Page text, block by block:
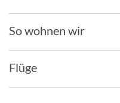
So wohnen wir
Flüge